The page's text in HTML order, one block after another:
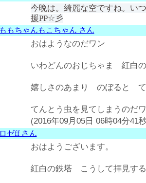
今晩は。綺麗な空ですね。い
援PP☆彡
ももちゃんもこちゃん さん
おはようなのだワン
いわどんのおじちゃま 紅白
嬉しさのあまり のぼると て
てんとう虫を見てしまうのだ
(2016年09月05日 06時04分41
ロゼff さん
おはようございます。
紅白の鉄塔 こうして拝見す